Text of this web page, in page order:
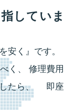
していま
安く』です。
く、
修理費用
たら、 即座